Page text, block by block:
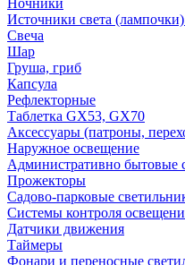
Ночники
Источники света
Свеча
Шар
Груша, гриб
Капсула
Рефлекторные
Таблетка GX53, GX70
Аксессуары (патроны,
Наружное освещение
Административно бытовые
Прожекторы
Садово-парковые
Системы контроля
Датчики движения
Таймеры
Фонари и переносные